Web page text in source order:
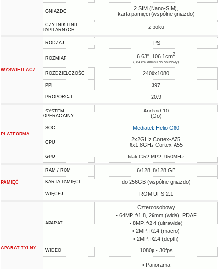
GNIAZDO
2 SIM (Nano-SIM),
karta pamięci (wspólne gniazdo)
CZYTNIK LINII
PAPILARNYCH
z boku
WYŚWIETLACZ
RODZAJ IPS
ROZMIAR 6.63", 106.1cm2
(~84.8% ekranu do obudowy)
ROZDZIELCZOŚĆ 2400x1080
PPI 397
PROPORCJI 20:9
PLATFORMA
SYSTEM
OPERACYJNY
Android 10
(Go)
SOC Mediatek Helio G80
CPU
2x2GHz Cortex-A75
6x1.8GHz Cortex-A55
GPU Mali-G52 MP2, 950MHz
PAMIĘĆ
RAM / ROM 6/128, 8/128 GB
KARTA PAMIĘCI do 256GB (wspólne gniazdo)
WIĘCEJ ROM UFS 2.1
APARAT TYLNY
APARAT
Czteroosobowy
• 64MP, f/1.8, 26mm (wide), PDAF
• 8MP, f/2.4 (ultrawide)
• 2MP, f/2.4 (macro)
• 2MP, f/2.4 (depth)
WIDEO 1080p - 30fps
• Panorama